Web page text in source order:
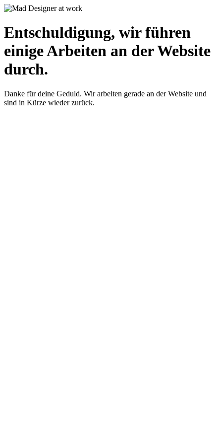
Entschuldigung, wir führen
einige Arbeiten an der Website
durch.
Danke für deine Geduld. Wir arbeiten gerade an der Website und
sind in Kürze wieder zurück.